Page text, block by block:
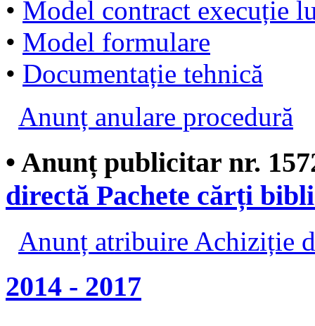
• Model contract execuție
• Model formulare
• Documentație tehnică
Anunț anulare procedură
• Anunț publicitar nr.
directă Pachete cărți
Anunț atribuire Achiziție
2014 - 2017